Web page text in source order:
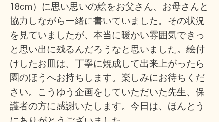
18cm）に思い思いの絵をお父さん、お母さんと
協力しながら一緒に書いていました。その状況
を見ていましたが、本当に暖かい雰囲気できっ
と思い出に残るんだろうなと思いました。絵付
けしたお皿は、丁寧に焼成して出来上がったら
園のほうへお持ちします。楽しみにお待ちくだ
さい。こうゆう企画をしていただいた先生、保
護者の方に感謝いたします。今日は、ほんとう